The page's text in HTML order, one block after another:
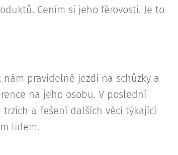
Cením si jeho férovosti. Je to
pravidelně jezdí na schůzky a
na jeho osobu. V poslední
a řešení dalších věcí týkající
lidem.